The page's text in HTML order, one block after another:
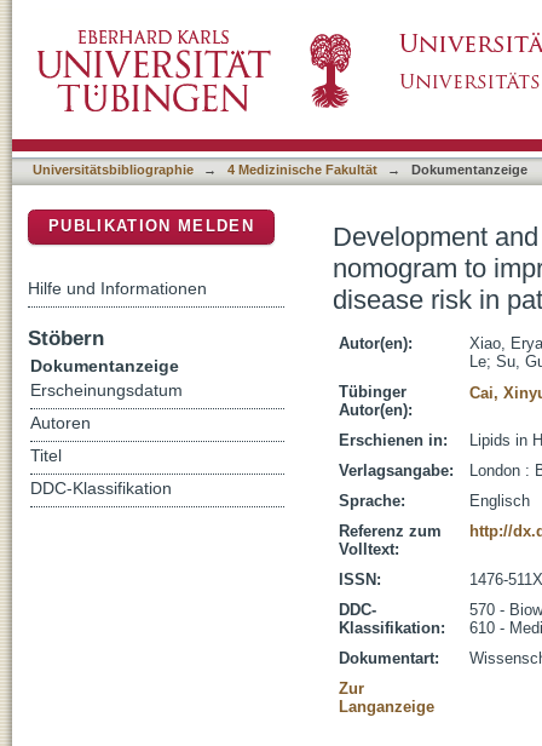
performance of cardiovascular disease risk
Universitätsbibliographie → 4 Medizinische Fakultät → Dokumentanzeige
Development
nomogram to
disease risk in
Autor(en):
Xiao, Erya
Le; Su,
Tübinger
Autor(en):
Cai,
Erschienen in:
Lipids in
Verlagsangabe:
London :
Sprache:
Englisch
Referenz zum
Volltext:
http://
ISSN:
1476-511X
DDC-
Klassifikation:
570 -
610 -
Dokumentart:
Zur
Langanzeige
PUBLIKATION MELDEN
Hilfe und Informationen
Stöbern
Dokumentanzeige
Erscheinungsdatum
Autoren
Titel
DDC-Klassifikation